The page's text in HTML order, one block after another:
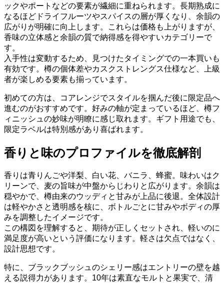
ックやポートなどの要素が繊細に重ねられます。長期熟成に
なるほどドライフルーツやスパイスの層が厚くなり、余韻の
広がりが明確に向上します。これらは価格も上がりますが、
香味の立体感と余韻の質で納得感を得やすいカテゴリーで
す。
入手性は変動するため、見つけたタイミングでの一本買いも
有効です。樽の個体差やカスクストレングス仕様など、上級
者が楽しめる要素も揃っています。
初めての方は、コアレンジでスタイルを掴んだ後に限定品へ
進むのがおすすめです。好みの軸が定まっているほど、樽フ
ィニッシュの妙味が明瞭に感じ取れます。ギフト用途でも、
限定ラベルは特別感があり喜ばれます。
香りと味のプロファイルを徹底解剖
香りは青りんごや洋梨、白い花、バニラ、蜂蜜。味わいはク
リーンで、麦の旨味が中盤からじわりと広がります。余韻は
穏やかで、樽由来のウッディと甘みが上品に後退。全体設計
は軽やかさと透明感を核に、ボトルごとに甘みやボディの厚
みを調整したイメージです。
この構図を理解すると、期待が正しくセットされ、軽いのに
満足度が高いという評価になります。軽さは欠点ではなく、
設計思想です。
特に、ブラックブッシュのシェリー感はエントリーの壁を越
える説得力があります。10年は素直なモルトと果実で、清